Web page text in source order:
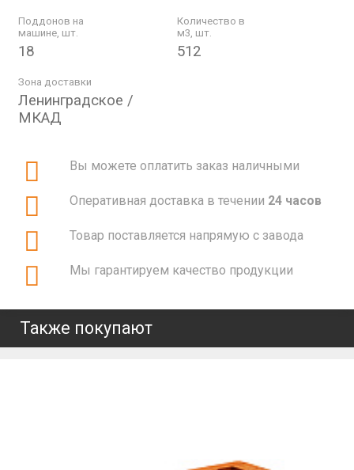
Поддонов на
машине, шт.
18
Количество в
м3, шт.
512
Зона доставки
Ленинградское /
МКАД
Вы можете оплатить заказ наличными
Оперативная доставка в течении 24 часов
Товар поставляется напрямую с завода
Мы гарантируем качество продукции
Также покупают